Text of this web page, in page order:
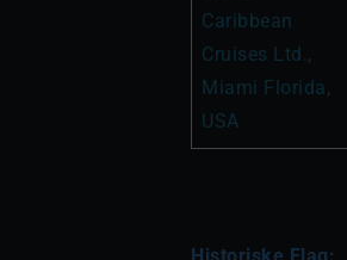
Caribbean
Cruises Ltd.,
Miami Florida,
USA